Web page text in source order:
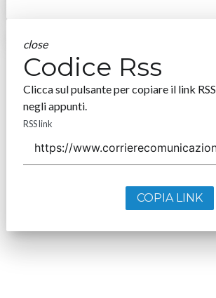
close
Codice Rss
Clicca sul pulsante per copiare il link RSS
negli appunti.
RSS link
COPIA LINK